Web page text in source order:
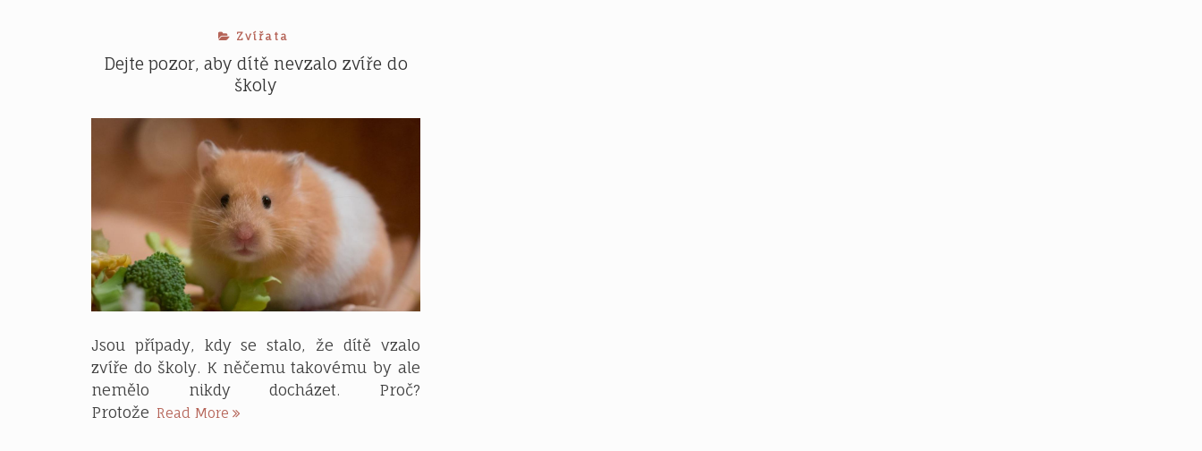
Zvířata
Dejte pozor, aby dítě nevzalo zvíře do
školy
Jsou případy, kdy se stalo, že dítě vzalo
zvíře do školy. K něčemu takovému by ale
nemělo nikdy docházet. Proč?
Protože Read More Dejte